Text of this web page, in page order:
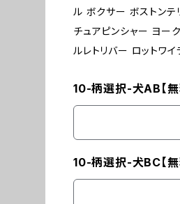
ル ボクサー ボストンテ
チュアピンシャー ヨー
ルレトリバー ロット
10-柄選択-犬AB【無
10-柄選択-犬BC【無